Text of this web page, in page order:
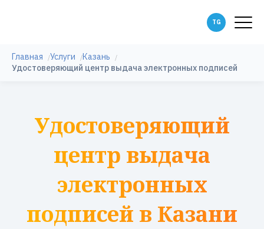
Главная Услуги
Казань
Удостоверяющий центр выдача электронных подписей
Удостоверяющий
центр выдача
электронных
подписей в Казани